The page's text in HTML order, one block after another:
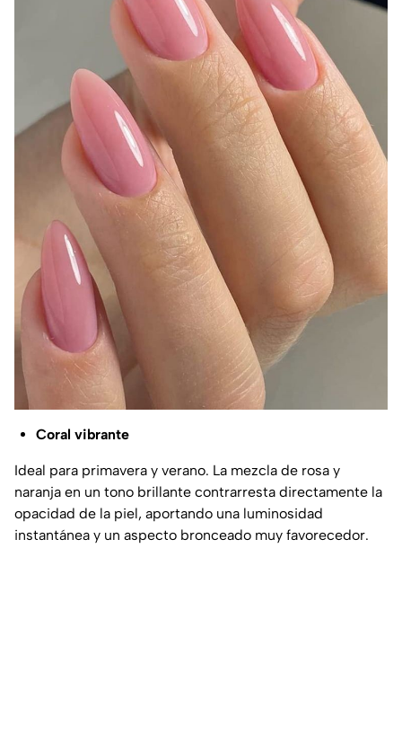
Coral vibrante
Ideal para primavera y verano. La mezcla de rosa y
naranja en un tono brillante contrarresta directamente la
opacidad de la piel, aportando una luminosidad
instantánea y un aspecto bronceado muy favorecedor.